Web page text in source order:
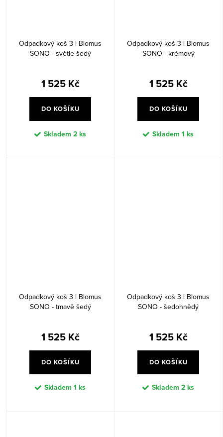
Odpadkový koš 3 l Blomus
SONO - světle šedý
1 525 Kč
DO KOŠÍKU
Skladem 2 ks
Odpadkový koš 3 l Blomus
SONO - krémový
1 525 Kč
DO KOŠÍKU
Skladem 1 ks
Odpadkový koš 3 l Blomus
SONO - tmavě šedý
1 525 Kč
DO KOŠÍKU
Skladem 1 ks
Odpadkový koš 3 l Blomus
SONO - šedohnědý
1 525 Kč
DO KOŠÍKU
Skladem 2 ks